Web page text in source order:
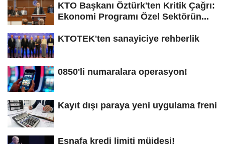
KTO Başkanı Öztürk'ten Kritik Çağrı:
Ekonomi Programı Özel Sektörün...
KTOTEK'ten sanayiciye rehberlik
0850'li numaralara operasyon!
Kayıt dışı paraya yeni uygulama freni
Esnafa kredi limiti müjdesi!